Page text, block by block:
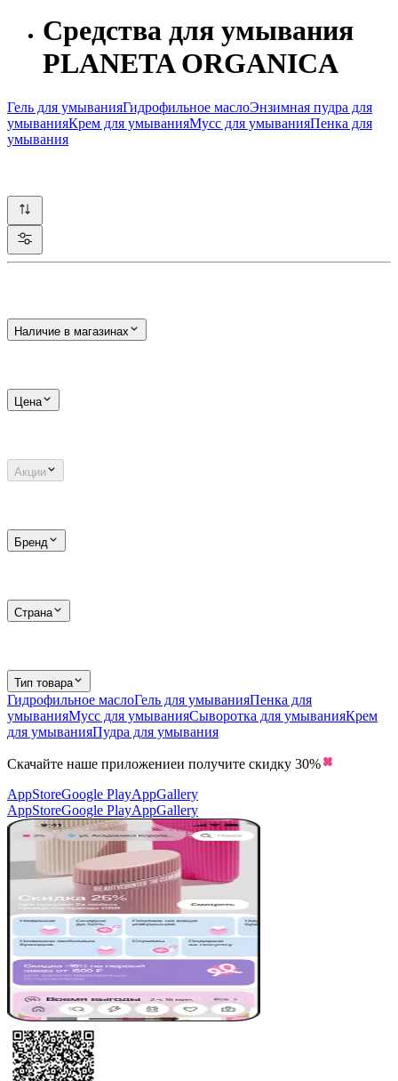
Средства для умывания
PLANETA ORGANICA
Гель для умыванияГидрофильное маслоЭнзимная пудра для
умыванияКрем для умыванияМусс для умыванияПенка для
умывания
Наличие в магазинах
Цена
Акции
Бренд
Страна
Тип товара
Гидрофильное маслоГель для умыванияПенка для
умыванияМусс для умыванияСыворотка для умыванияКрем
для умыванияПудра для умывания
Скачайте наше приложениеи получите скидку 30%
AppStoreGoogle PlayAppGallery
AppStoreGoogle PlayAppGallery